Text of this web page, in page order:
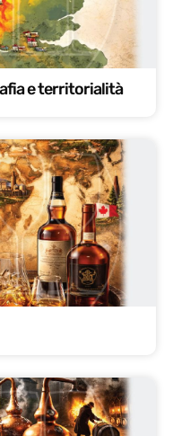
e territorialità